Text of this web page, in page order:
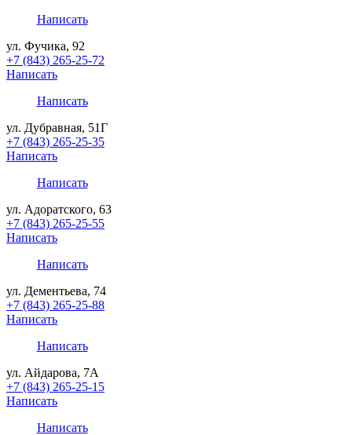
Написать
ул. Фучика, 92
+7 (843) 265-25-72
Написать
Написать
ул. Дубравная, 51Г
+7 (843) 265-25-35
Написать
Написать
ул. Адоратского, 63
+7 (843) 265-25-55
Написать
Написать
ул. Дементьева, 74
+7 (843) 265-25-88
Написать
Написать
ул. Айдарова, 7А
+7 (843) 265-25-15
Написать
Написать